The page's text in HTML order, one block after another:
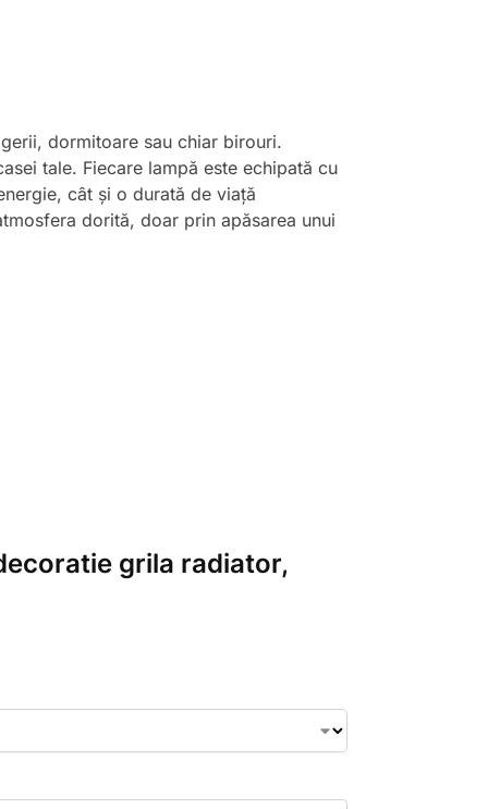
dormitoare sau chiar birouri.
tale. Fiecare lampă este echipată cu
cât și o durată de viață
dorită, doar prin apăsarea unui
grila radiator,